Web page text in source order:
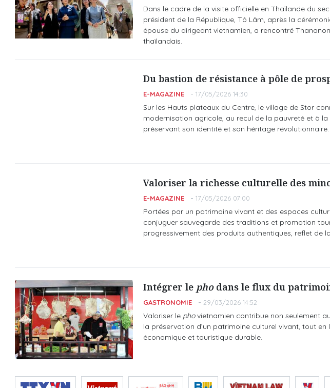
Dans le cadre de la visite officielle en Thaïlande du
président de la République, Tô Lâm, après la
épouse du dirigeant vietnamien, a rencontré
thaïlandais.
Du bastion de résistance à pôle de
E-MAGAZINE 17/05/2026 14:30
Sur les Hauts plateaux du Centre, le village de Stor
modernisation agricole, au recul de la pauvreté et à
préservant son identité et son héritage révolutionnaire.
Valoriser la richesse culturelle des
E-MAGAZINE 17/05/2026 07:00
Portées par un patrimoine vivant et des espaces
conjuguer sauvegarde des traditions et promotion
progressivement des produits authentiques, reflet de
Intégrer le phodans le flux du
GASTRONOMIE 29/03/2026 14:52
Valoriser le phovietnamien contribue non seulement
la préservation d’un patrimoine culturel vivant, tout
économique et touristique durable.